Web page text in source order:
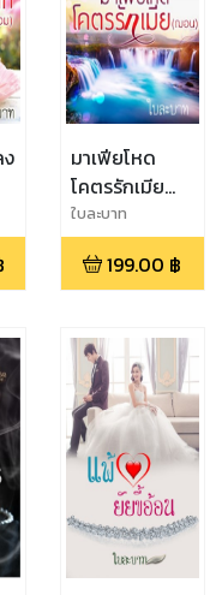
มาเฟียโหด
โคตรรักเมีย
(ฌอน)
ใบละบาท
199.00 ฿